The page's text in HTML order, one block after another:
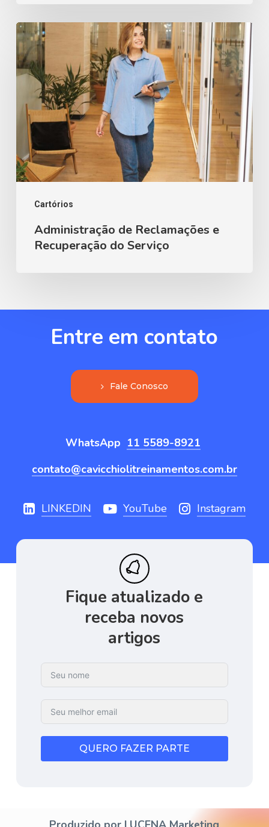
Cartórios
Administração
de
Reclamações
Recuperação
do
Serviço
Administração de Reclamações e
Recuperação do Serviço
Entre em contato
Fale Conosco
WhatsApp 11 5589-8921
contato@cavicchiolitreinamentos.com.br
LINKEDIN YouTube Instagram
Fique atualizado e
receba novos
artigos
QUERO FAZER PARTE